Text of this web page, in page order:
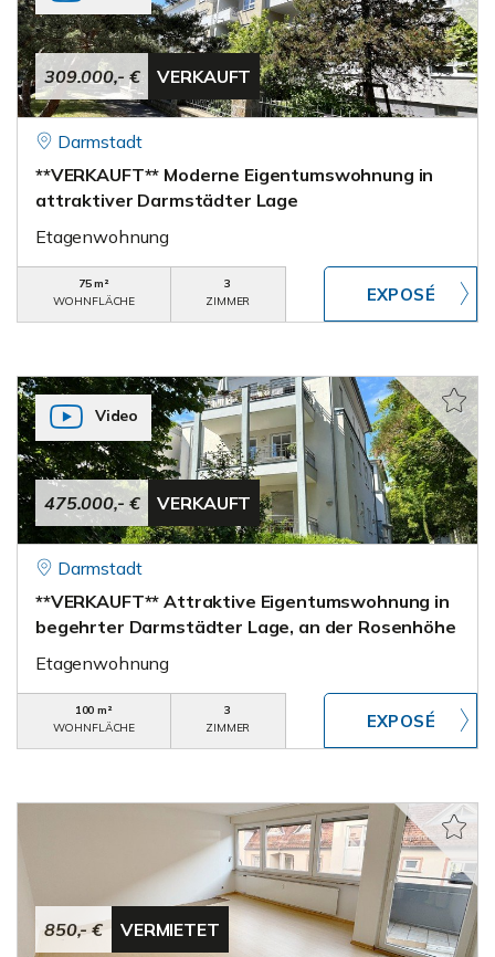
309.000,- € VERKAUFT
Darmstadt
**VERKAUFT** Moderne Eigentumswohnung in
attraktiver Darmstädter Lage
Etagenwohnung
75 m²
WOHNFLÄCHE
3
ZIMMER
475.000,- € VERKAUFT
Video
Darmstadt
**VERKAUFT** Attraktive Eigentumswohnung in
begehrter Darmstädter Lage, an der Rosenhöhe
Etagenwohnung
100 m²
WOHNFLÄCHE
3
ZIMMER
850,- € VERMIETET